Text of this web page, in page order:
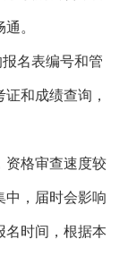
。
名表编号和管
和成绩查询，
资格审查速度较
中，届时会影响
名时间，根据本